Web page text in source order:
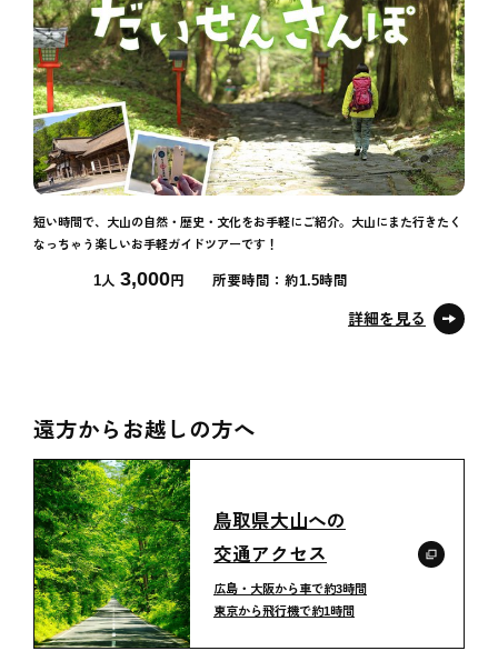
短い時間で、大山の自然・歴史・文化をお手軽にご紹介。大山にまた行きたく
なっちゃう楽しいお手軽ガイドツアーです！
1人 3,000円 所要時間：約1.5時間
詳細を見る
遠方からお越しの方へ
鳥取県大山への
交通アクセス
広島・大阪から車で約3時間
東京から飛行機で約1時間